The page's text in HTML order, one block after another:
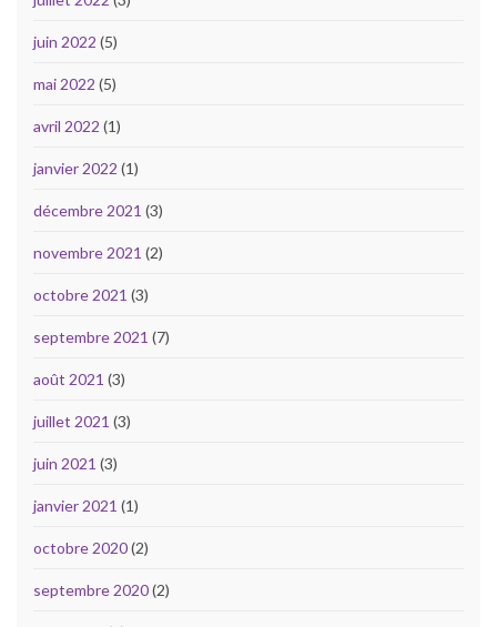
juin 2022 (5)
mai 2022 (5)
avril 2022 (1)
janvier 2022 (1)
décembre 2021 (3)
novembre 2021 (2)
octobre 2021 (3)
septembre 2021 (7)
août 2021 (3)
juillet 2021 (3)
juin 2021 (3)
janvier 2021 (1)
octobre 2020(2)
septembre 2020(2)